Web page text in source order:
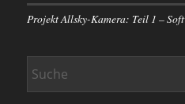
Projekt Allsky-Kamera: Teil 1 –